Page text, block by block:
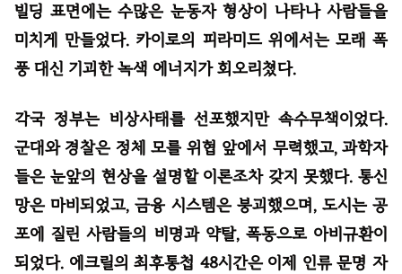
빌딩 표면에는 수많은 눈동자 형상이 나타나 사람들을
미치게 만들었다. 카이로의 피라미드 위에서는 모래 폭
풍 대신 기괴한 녹색 에너지가 회오리쳤다.
각국 정부는 비상사태를 선포했지만 속수무책이었다.
군대와 경찰은 정체 모를 위협 앞에서 무력했고, 과학자
들은 눈앞의 현상을 설명할 이론조차 갖지 못했다. 통신
망은 마비되었고, 금융 시스템은 붕괴했으며, 도시는 공
포에 질린 사람들의 비명과 약탈, 폭동으로 아비규환이
되었다. 에크릴의 최후통첩 48시간은 이제 인류 문명 자